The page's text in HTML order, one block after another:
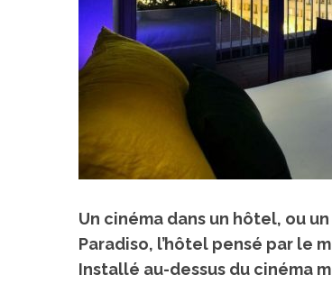
Un cinéma dans un hôtel, ou
Paradiso, l’hôtel pensé par le
Installé au-dessus du cinéma